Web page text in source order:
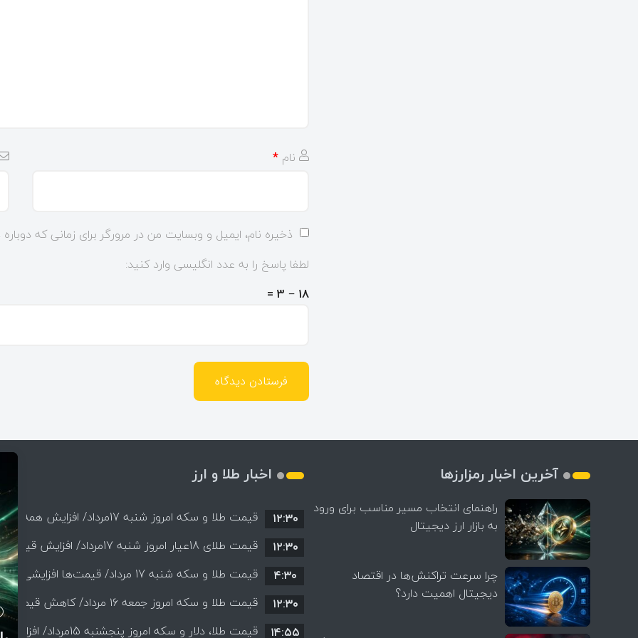
نام *
ذخیره نام، ایمیل و وبسایت من در مرورگر برای زمانی که
لطفا پاسخ را به عدد انگلیسی وارد کنید:
18 − 3 =
آخرین اخبار رمزارزها
راهنمای انتخاب مسیر مناسب برای ورود
به بازار ارز دیجیتال
چرا سرعت تراکنش‌ها در اقتصاد
دیجیتال اهمیت دارد؟
اخبار طلا و ارز
قیمت طلا و سکه امروز شنبه 17مرداد/
جزئیات
۱۲:۳۰
قیمت طلای 18عیار امروز شنبه 17مرداد/ افزایش قیمت + جدول و جزئیات
۱۲:۳۰
قیمت طلا و سکه شنبه 17 مرداد/ قیمت‌ها افزایشی
۴:۳۰
قیمت طلا و سکه امروز جمعه ۱۶ مرداد/ کاهش قیمت ها+ جدول و جزییات
۱۲:۳۰
قیمت طلا، دلار و سکه امروز پنجشنبه 15مرداد/ افزایش قیمت ها + جدول
۱۴:۵۵